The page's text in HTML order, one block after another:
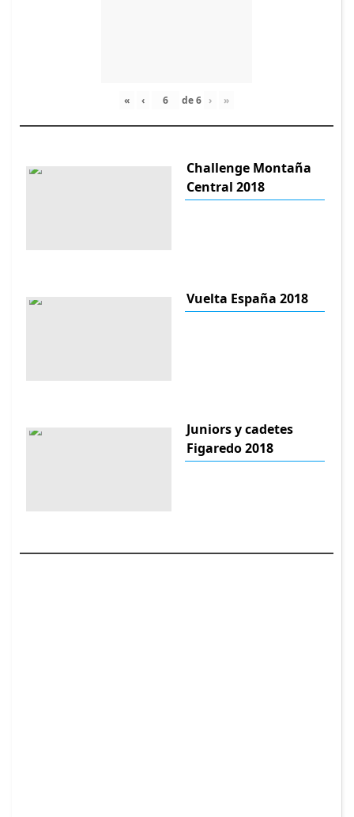
« ‹ de6 › »
Challenge Montaña
Central 2018
Vuelta España 2018
Juniors y cadetes
Figaredo 2018